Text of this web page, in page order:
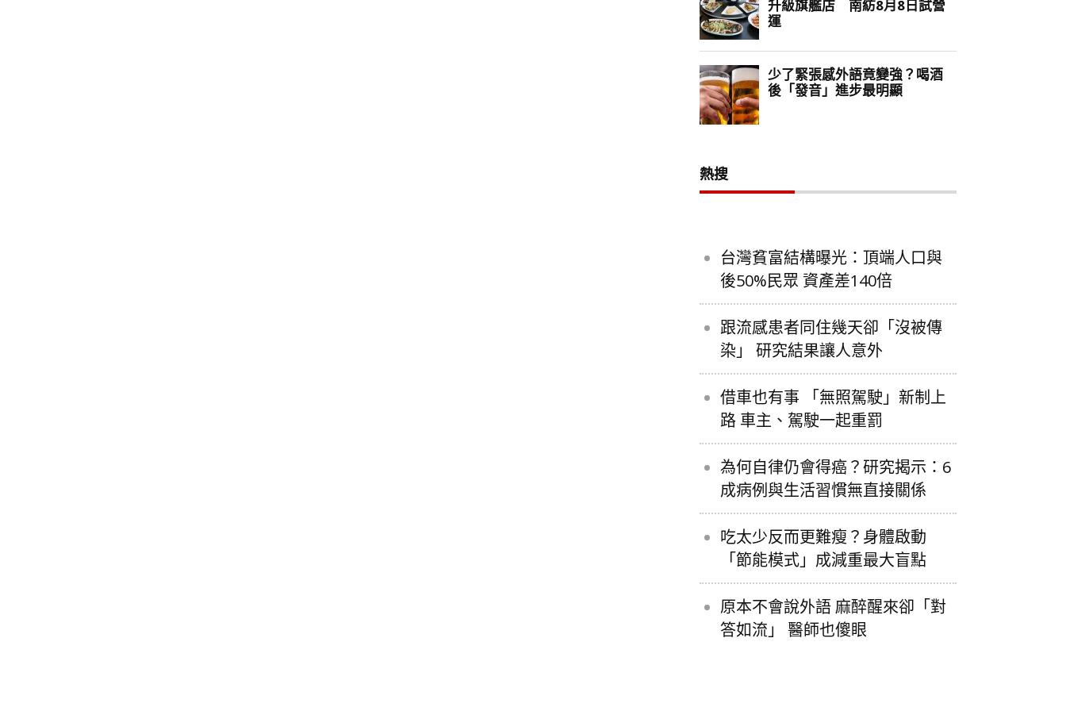
熱搜
台灣貧富結構曝光：頂端人口與
後50%民眾 資產差140倍
跟流感患者同住幾天卻「沒被傳
染」 研究結果讓人意外
借車也有事 「無照駕駛」新制上
路 車主、駕駛一起重罰
為何自律仍會得癌？研究揭示：6
成病例與生活習慣無直接關係
吃太少反而更難瘦？身體啟動
「節能模式」成減重最大盲點
原本不會說外語 麻醉醒來卻「對
答如流」 醫師也傻眼